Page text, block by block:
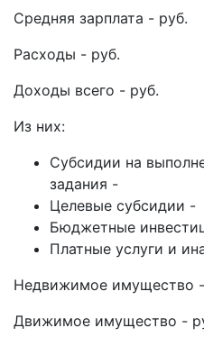
Средняя зарплата - руб.
Расходы - руб.
Доходы всего - руб.
Из них:
Субсидии на
задания -
Целевые субсидии -
Бюджетные
Платные услуги и
Недвижимое имущество
Движимое имущество -